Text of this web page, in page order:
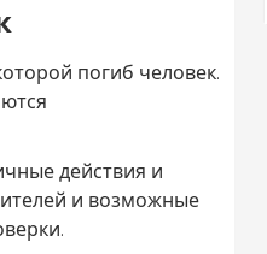
погиб человек.
действия и
и возможные